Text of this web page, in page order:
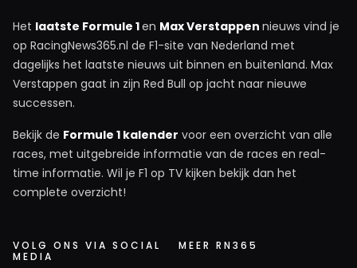
Het laatste Formule 1en Max Verstappen nieuws vind je
op RacingNews365.nl de F1-site van Nederland met
dagelijks het laatste nieuws uit binnen en buitenland. Max
Verstappen gaat in zijn Red Bull op jacht naar nieuwe
successen.
Bekijk de Formule 1 kalender voor een overzicht van alle
races, met uitgebreide informatie van de races en real-
time informatie. Wil je F1 op TV kijken bekijk dan het
complete overzicht!
VOLG ONS VIA SOCIAL
MEDIA
MEER RN365